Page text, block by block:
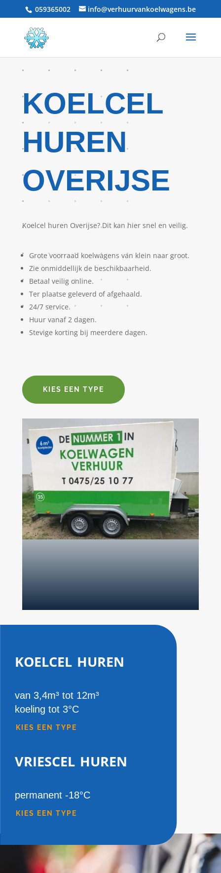
059365002 info@verhuurvankoelwagens.be
KOELCEL
HUREN
OVERIJSE
Koelcel huren Overijse? Dit kan hier snel en veilig.
Grote voorraad koelwagens van klein naar groot.
Zie onmiddellijk de beschikbaarheid.
Betaal veilig online.
Ter plaatse geleverd of afgehaald.
24/7 service.
Huur vanaf 2 dagen.
Stevige korting bij meerdere dagen.
KIES EEN TYPE
koelcel huren
van 3,4m³ tot 12m³
koeling tot 3°C
KIES EEN TYPE
vriescel huren
permanent -18°C
KIES EEN TYPE